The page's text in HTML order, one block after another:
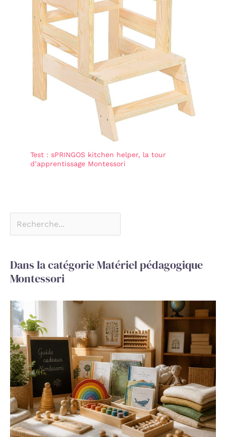
Test : sPRINGOS kitchen helper, la tour
d’apprentissage Montessori
Dans la catégorie Matériel pédagogique
Montessori